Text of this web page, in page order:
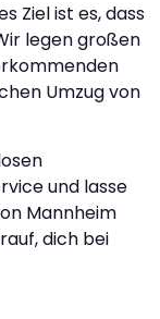
Ziel ist es, dass
legen großen
Umzug von
und lasse
Mannheim
dich bei